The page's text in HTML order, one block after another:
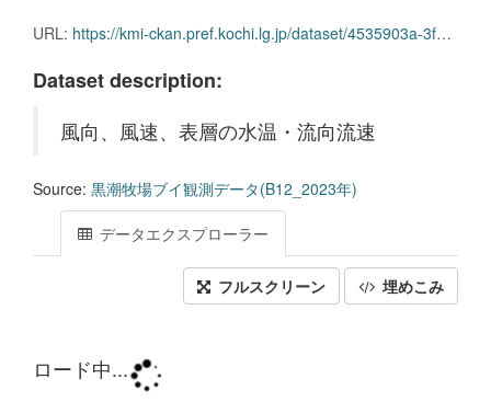
URL: https://kmi-ckan.pref.kochi.lg.jp/dataset/4535903a-3f9e-463a-ab0e-2b1f0ff15388/resource/31bca7a7-eb1c-408b-8768-e160d83af1b3/download/kuroshiobokujoubuikansokudatab12_2023nen05.csv
Dataset description:
風向、風速、表層の水温・流向流速
Source: 黒潮牧場ブイ観測データ(B12_2023年)
データエクスプローラー
フルスクリーン 埋めこみ